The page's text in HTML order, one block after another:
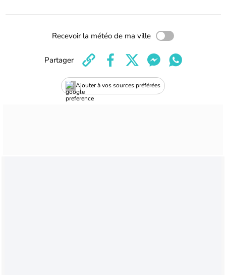
Recevoir la météo de ma ville
Ajouter à vos sources préférées
Partager